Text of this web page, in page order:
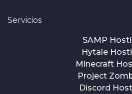
Servicios
SAMP
Hytale
Minecraft
Project
Discord